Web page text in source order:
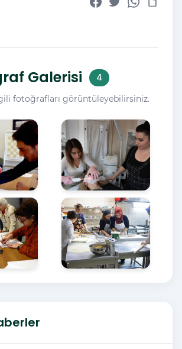
Galerisi 4
fotoğrafları görüntüleyebilirsiniz.